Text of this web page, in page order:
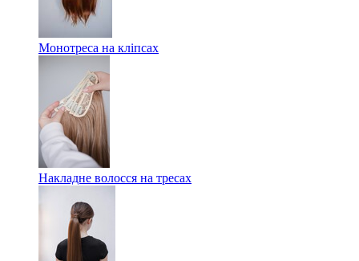
Монотреса на кліпсах
Накладне волосся на тресах